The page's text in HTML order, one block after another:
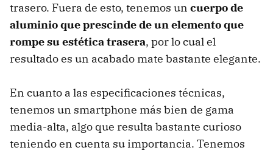
trasero. Fuera de esto, tenemos un cuerpo de
aluminio que prescinde de un elemento que
rompe su estética trasera, por lo cual el
resultado es un acabado mate bastante elegante.
En cuanto a las especificaciones técnicas,
tenemos un smartphone más bien de gama
media-alta, algo que resulta bastante curioso
teniendo en cuenta su importancia. Tenemos